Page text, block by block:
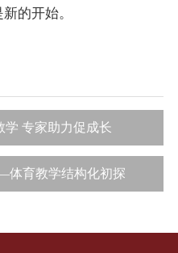
的开始。
学 专家助力促成长
育教学结构化初探